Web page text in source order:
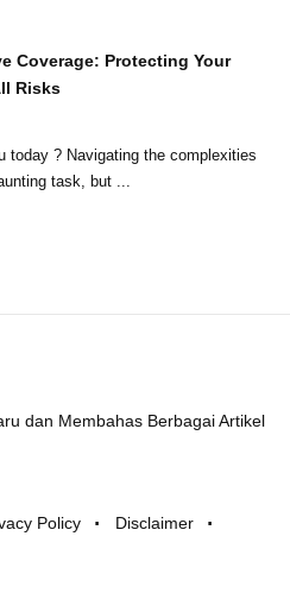
Coverage: Protecting Your
Risks
today ? Navigating the complexities
task, but ...
dan Membahas Berbagai Artikel
Policy
Disclaimer